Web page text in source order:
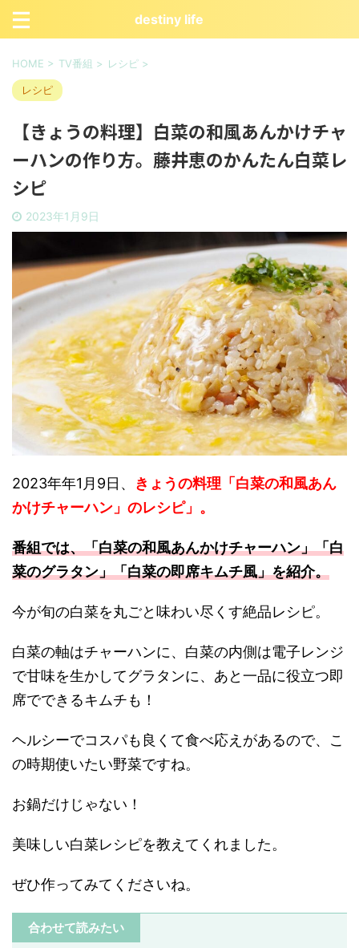
destiny life
HOME > TV番組 > レシピ >
レシピ
【きょうの料理】白菜の和風あんかけチャ
ーハンの作り方。藤井恵のかんたん白菜レ
シピ
2023年1月9日
2023年年1月9日、 きょうの料理「白菜の和風あん
かけチャーハン」のレシピ」。
番組では、「白菜の和風あんかけチャーハン」「白
菜のグラタン」「白菜の即席キムチ風」を紹介。
今が旬の白菜を丸ごと味わい尽くす絶品レシピ。
白菜の軸はチャーハンに、白菜の内側は電子レンジ
で甘味を生かしてグラタンに、あと一品に役立つ即
席でできるキムチも！
ヘルシーでコスパも良くて食べ応えがあるので、こ
の時期使いたい野菜ですね。
お鍋だけじゃない！
美味しい白菜レシピを教えてくれました。
ぜひ作ってみてくださいね。
合わせて読みたい